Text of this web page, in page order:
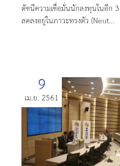
ดัชนีความเชื่อมั่นนักลงทุนในอีก
ลดลงอยู่ในภาวะทรงตัว (Neut...
9
เม.ย. 2561